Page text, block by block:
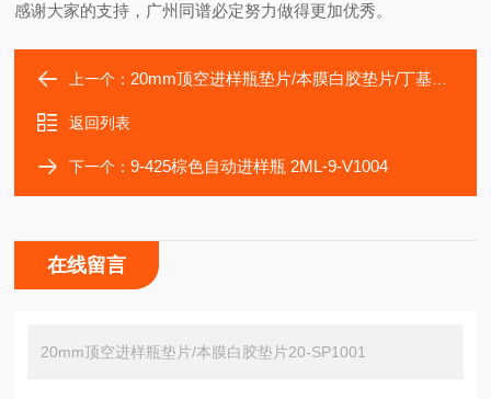
感谢大家的支持，广州同谱必定努力做得更加优秀。
上一个： 20mm顶空进样瓶垫片/本膜白胶垫片/丁基垫片
返回列表
下一个：9-425棕色自动进样瓶 2ML-9-V1004
在线留言